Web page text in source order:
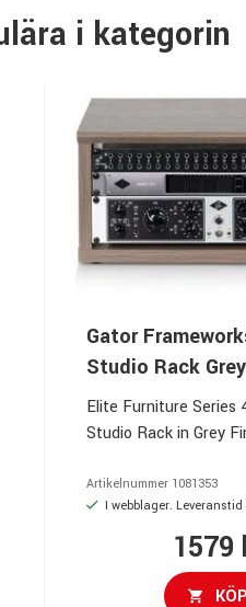
i kategorin
Gator
Studio Rack Grey
Elite Furniture Series
Studio Rack in Grey
Artikelnummer 1081353
I webblager.
1579
KÖP